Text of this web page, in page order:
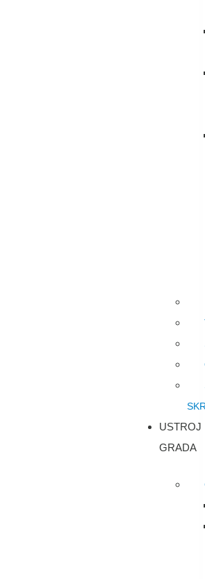
USTROJ
GRADA